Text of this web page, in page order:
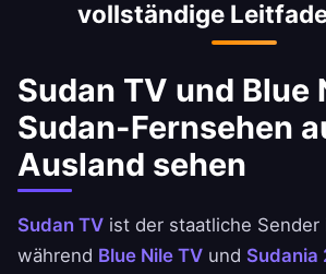
vollständige
Sudan TV und Blue
Sudan-Fernsehen
Ausland sehen
Sudan TV ist der staatliche Sender
während Blue Nile TV und Sudania